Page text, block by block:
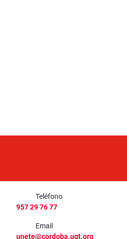
Teléfono
957 29 76 77
Email
unete@cordoba.ugt.org